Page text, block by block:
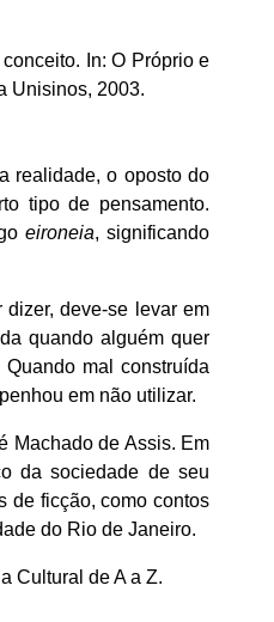
In: O Próprio e
Unisinos, 2003.
realidade, o oposto do
tipo de pensamento.
eironeia, significando
dizer, deve-se levar em
quando alguém quer
mal construída
em não utilizar.
Machado de Assis. Em
da sociedade de seu
de ficção, como contos
do Rio de Janeiro.
Cultural de A a Z.